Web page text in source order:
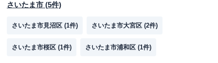
さいたま市 (5件)
さいたま市見沼区 (1件) さいたま市大宮区 (2件)
さいたま市桜区 (1件) さいたま市浦和区 (1件)